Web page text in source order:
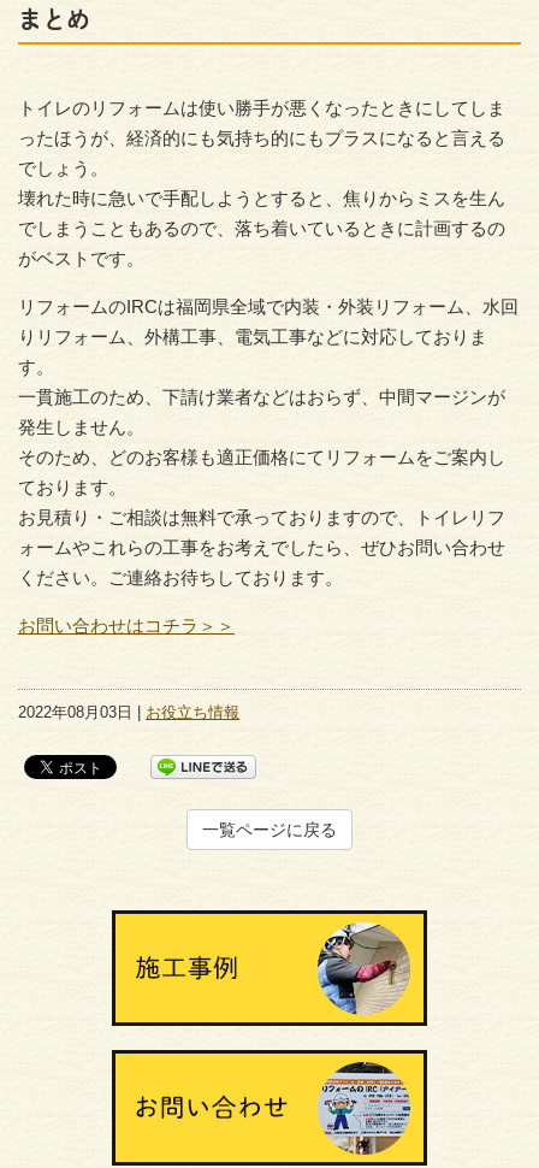
まとめ
トイレのリフォームは使い勝手が悪くなったときにしてしま
ったほうが、経済的にも気持ち的にもプラスになると言える
でしょう。
壊れた時に急いで手配しようとすると、焦りからミスを生ん
でしまうこともあるので、落ち着いているときに計画するの
がベストです。
リフォームのIRCは福岡県全域で内装・外装リフォーム、水回
りリフォーム、外構工事、電気工事などに対応しておりま
す。
一貫施工のため、下請け業者などはおらず、中間マージンが
発生しません。
そのため、どのお客様も適正価格にてリフォームをご案内し
ております。
お見積り・ご相談は無料で承っておりますので、トイレリフ
ォームやこれらの工事をお考えでしたら、ぜひお問い合わせ
ください。ご連絡お待ちしております。
お問い合わせはコチラ＞＞
2022年08月03日 | お役立ち情報
一覧ページに戻る